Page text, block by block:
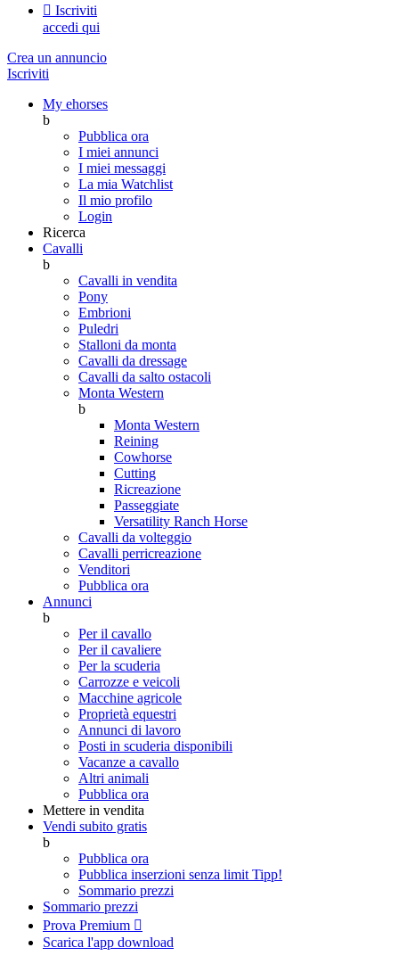
 Iscriviti
accedi qui
Crea un annuncio
Iscriviti
My ehorses
b
Pubblica ora
I miei annunci
I miei messaggi
La mia Watchlist
Il mio profilo
Login
Ricerca
Cavalli
b
Cavalli in vendita
Pony
Embrioni
Puledri
Stalloni da monta
Cavalli da dressage
Cavalli da salto ostacoli
Monta Western
b
Monta Western
Reining
Cowhorse
Cutting
Ricreazione
Passeggiate
Versatility Ranch Horse
Cavalli da volteggio
Cavalli perricreazione
Venditori
Pubblica ora
Annunci
b
Per il cavallo
Per il cavaliere
Per la scuderia
Carrozze e veicoli
Macchine agricole
Proprietà equestri
Annunci di lavoro
Posti in scuderia disponibili
Vacanze a cavallo
Altri animali
Pubblica ora
Mettere in vendita
Vendi subito gratis
b
Pubblica ora
Pubblica inserzioni senza limit Tipp!
Sommario prezzi
Sommario prezzi
Prova Premium 
Scarica l'app download